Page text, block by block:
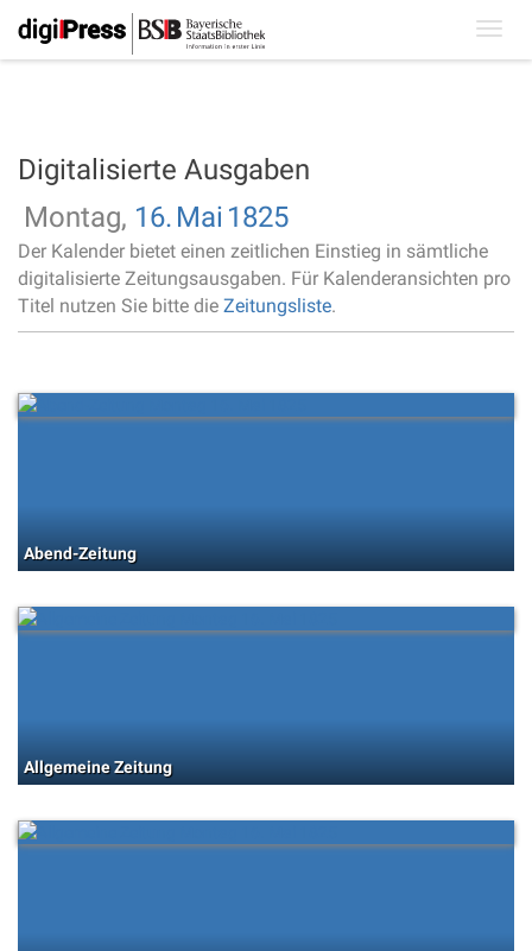
Digitalisierte Ausgaben
Montag, 16. Mai 1825
Der Kalender bietet einen zeitlichen Einstieg in sämtliche
digitalisierte Zeitungsausgaben. Für Kalenderansichten pro
Titel nutzen Sie bitte die Zeitungsliste.
Abend-Zeitung
Allgemeine Zeitung